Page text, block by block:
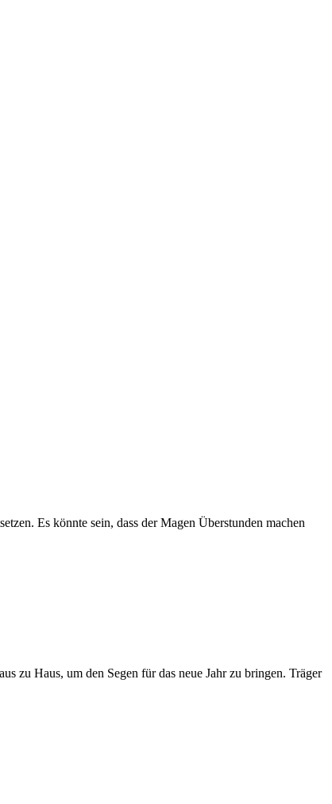
Es könnte sein, dass der Magen Überstunden machen
zu Haus, um den Segen für das neue Jahr zu bringen. Träger